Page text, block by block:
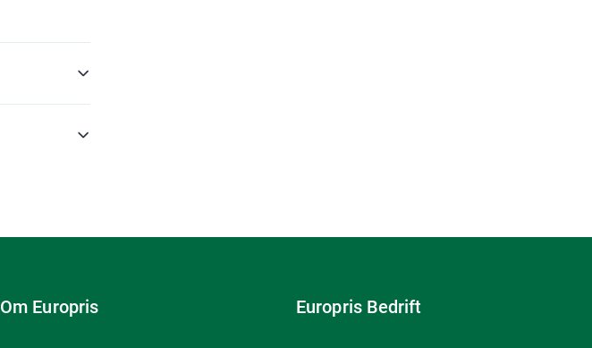
Om Europris Europris Bedrift